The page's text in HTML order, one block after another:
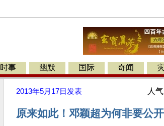
时事 幽默 国际 奇闻
2013年5月17日 发表 人气
原来如此！邓颖超为何非要公